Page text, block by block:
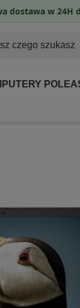
dostawa w 24H